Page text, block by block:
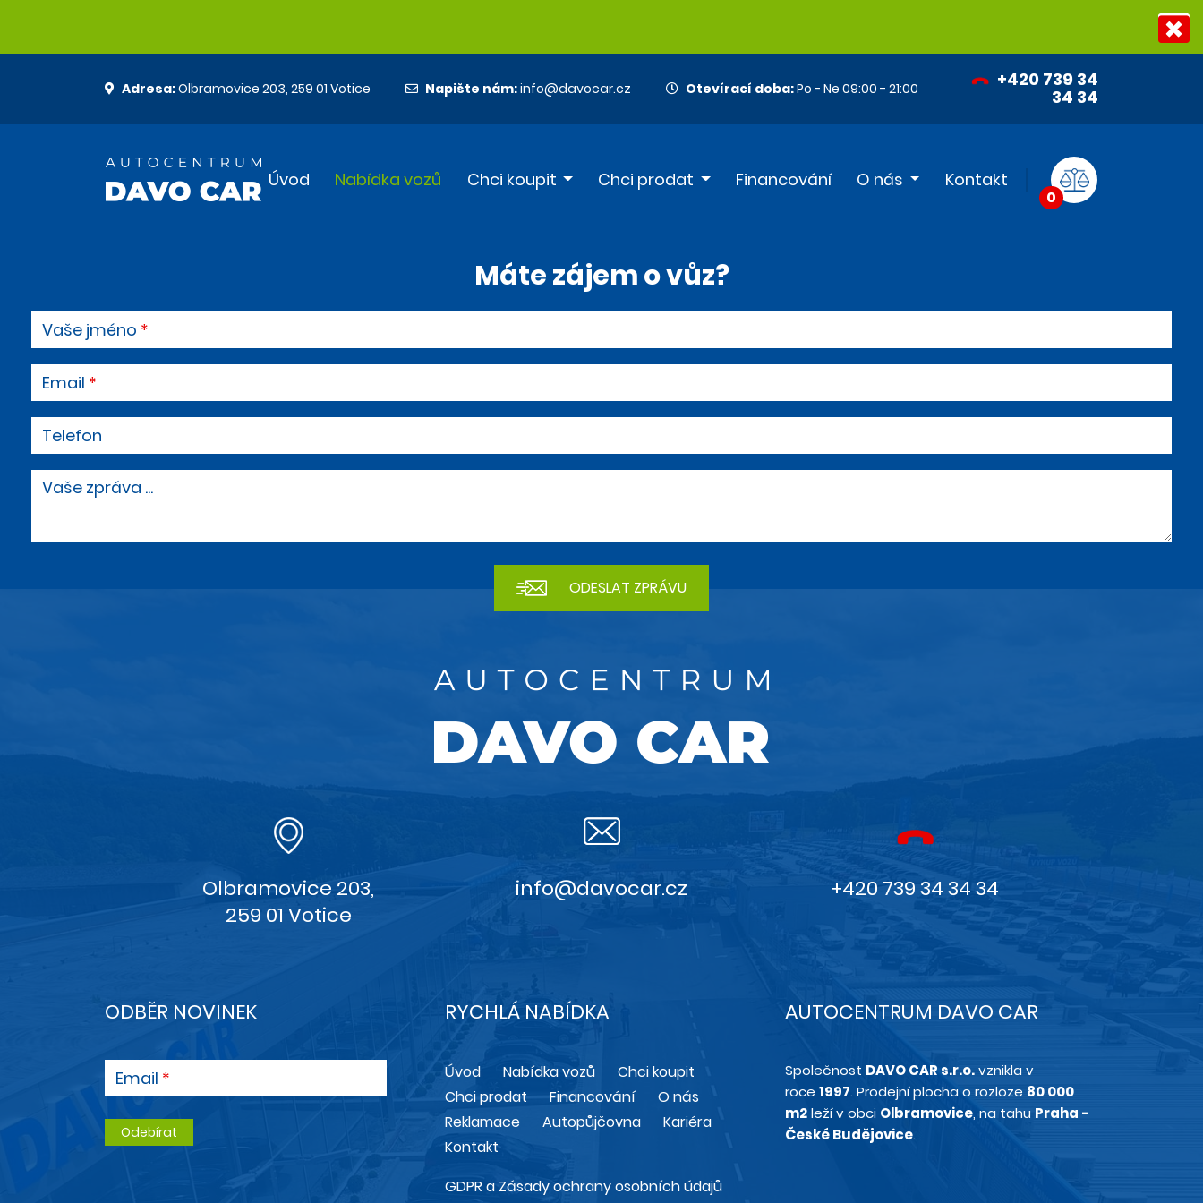
Adresa:Olbramovice 203, 259 01 Votice Napište nám:info@davocar.cz Otevírací doba:Po - Ne 09:00 - 21:00 +420 739 34
34 34
Úvod Nabídka vozů Chci koupit Chci prodat Financování O nás Kontakt
0
Máte zájem o vůz?
Vaše jméno
Email
Telefon
Vaše zpráva ...
Olbramovice 203,
259 01 Votice
info@davocar.cz +420 739 34 34 34
ODBĚR NOVINEK
Email
RYCHLÁ NABÍDKA
Úvod Nabídka vozů
Chci koupit
Chci prodat
Financování
O nás
Reklamace
Autopůjčovna
Kariéra
Kontakt
GDPR a Zásady ochrany osobních údajů
AUTOCENTRUM DAVO CAR
Společnost DAVO CAR s.r.o.vznikla v
roce 1997. Prodejní plocha o rozloze 80 000
m2leží v obci Olbramovice, na tahu Praha -
České Budějovice.